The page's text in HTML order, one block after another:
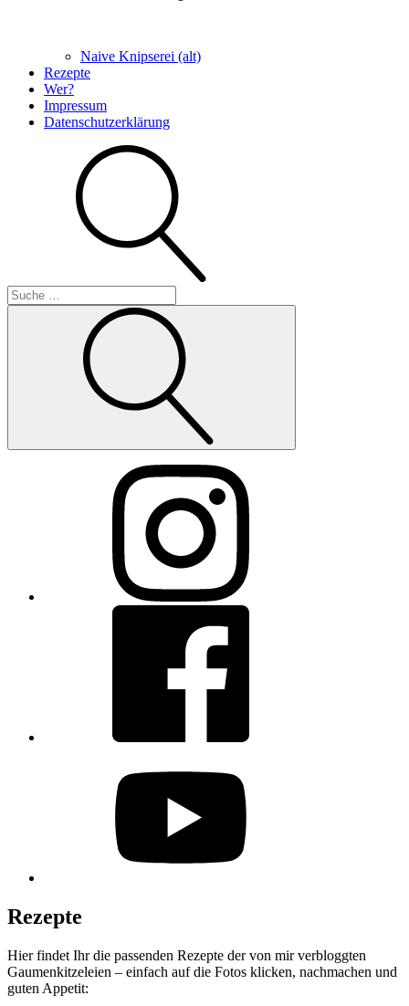
Naive Knipserei (alt)
Rezepte
Wer?
Impressum
Datenschutzerklärung
Rezepte
Hier findet Ihr die passenden Rezepte der von mir verbloggten
Gaumenkitzeleien – einfach auf die Fotos klicken, nachmachen und
guten Appetit: